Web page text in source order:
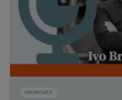
ORGANISATIE